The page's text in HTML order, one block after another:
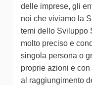
delle imprese, gli
noi che viviamo la
temi dello Sviluppo
molto preciso e
singola persona o
proprie azioni e
al raggiungimento